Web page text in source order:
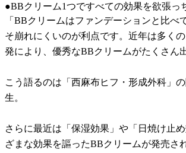
●BBクリーム1つですべての効果を欲張っ
「BBクリームはファンデーションと比べ
そ崩れにくいのが利点です。近年は多く
発により、優秀なBBクリームがたくさん
こう語るのは「西麻布ヒフ・形成外科」
生。
さらに最近は「保湿効果」や「日焼け止
ざまな効果を謳ったBBクリームが発売さ